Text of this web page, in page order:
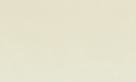
(m/w/d)